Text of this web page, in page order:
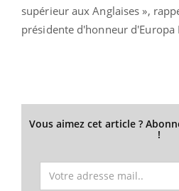
supérieur aux Anglaises »,
présidente d'honneur d'Europa
Vous aimez cet article ?
!